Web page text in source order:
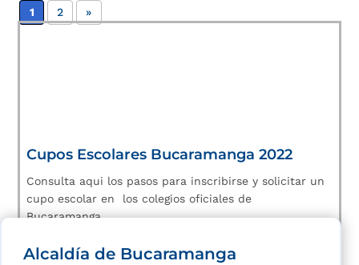
1 2 »
Cupos Escolares Bucaramanga 2022
Consulta aqui los pasos para inscribirse y solicitar un
cupo escolar en los colegios oficiales de
Bucaramanga.
Alcaldía de Bucaramanga